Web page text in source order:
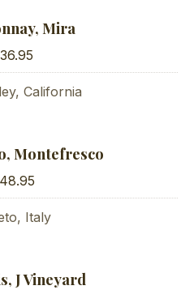
Mira
California
Montefresco
Italy
J Vineyard